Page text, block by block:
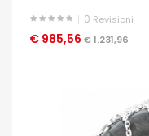
0 Revisioni
€ 985,56 € 1.231,96
OCCHIATA VELOCE